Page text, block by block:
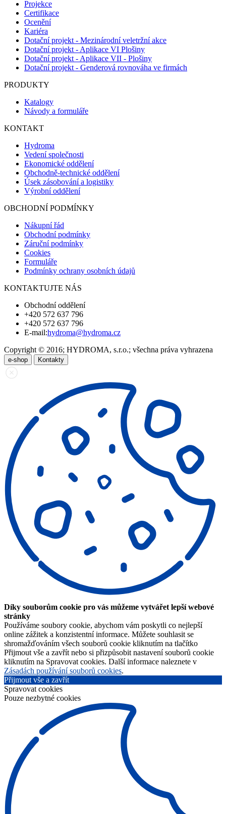
Projekce
Certifikace
Ocenění
Kariéra
Dotační projekt - Mezinárodní veletržní akce
Dotační projekt - Aplikace VI Plošiny
Dotační projekt - Aplikace VII - Plošiny
Dotační projekt - Genderová rovnováha ve firmách
PRODUKTY
Katalogy
Návody a formuláře
KONTAKT
Hydroma
Vedení společnosti
Ekonomické oddělení
Obchodně-technické oddělení
Úsek zásobování a logistiky
Výrobní oddělení
OBCHODNÍ PODMÍNKY
Nákupní řád
Obchodní podmínky
Záruční podmínky
Cookies
Formuláře
Podmínky ochrany osobních údajů
KONTAKTUJTE NÁS
Obchodní oddělení
+420 572 637 796
+420 572 637 796
E-mail:hydroma@hydroma.cz
Copyright © 2016; HYDROMA, s.r.o.; všechna práva vyhrazena
e-shop Kontakty
Díky souborům cookie pro vás můžeme vytvářet lepší webové
stránky
Používáme soubory cookie, abychom vám poskytli co nejlepší
online zážitek a konzistentní informace. Můžete souhlasit se
shromažďováním všech souborů cookie kliknutím na tlačítko
Přijmout vše a zavřít nebo si přizpůsobit nastavení souborů cookie
kliknutím na Spravovat cookies. Další informace naleznete v
Zásadách používání souborů cookies.
Přijmout vše a zavřít
Spravovat cookies
Pouze nezbytné cookies